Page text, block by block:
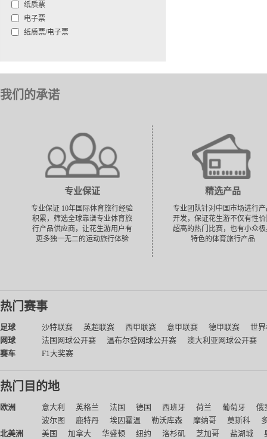
纸质票
电子票
纸质票/电子票
我们的承诺
专业保证
专业保证 10年国际体育旅行经验
积累，筛选全球靠谱专业体育旅
行产品供应商，让花生游用户有
更多独一无二的运动旅行体验
精选产品
专业团队针对中国市场进行产
开发，保证花生游不仅有性价
超高的热门比赛，也有小众极
特色的体育旅行产品
热门赛事
足球 沙特联赛 英超联赛 西甲联赛 意甲联赛 德甲联赛
世
网球
法国网球公开赛 温布尔登网球公开赛
澳大利亚网球公开赛
赛车
F1大奖赛
热门目的地
欧洲 意大利 英格兰 法国 德国 西班牙 荷兰 葡萄牙
俄
波尔图
鹿特丹 埃因霍温 勒沃库森 摩纳哥 莫斯科
北美洲
美国 加拿大 华盛顿 纽约 洛杉矶 芝加哥 盐湖城